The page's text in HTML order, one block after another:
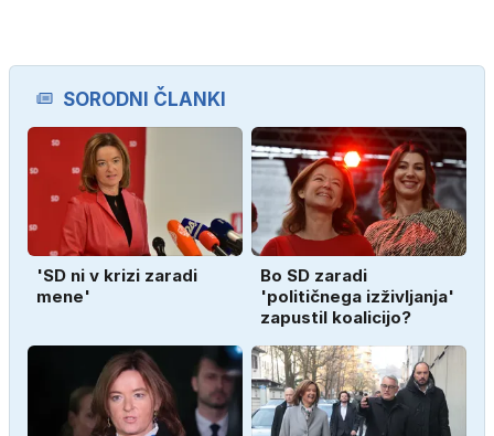
SORODNI ČLANKI
'SD ni v krizi zaradi
mene'
Bo SD zaradi
'političnega izživljanja'
zapustil koalicijo?